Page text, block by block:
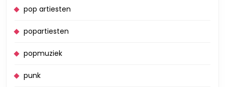
pop artiesten
popartiesten
popmuziek
punk